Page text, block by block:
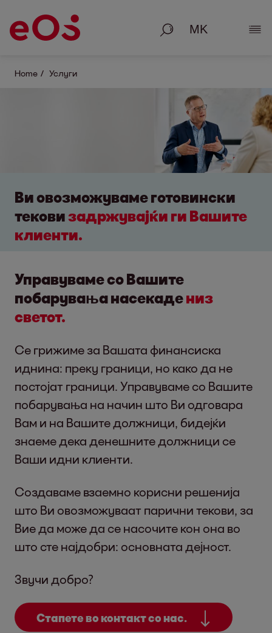
Пребарување
Home Услуги
Ви овозможуваме готовински
тековизадржуваjќи ги Вашите
клиенти.
Управуваме со Вашите
побарувања насекадениз
светот.
Се грижиме за Вашата финансиска
иднина: преку граници, но како да не
постојат граници. Управуваме со Вашите
побарувања на начин што Ви одговара
Вам и на Вашите должници, бидејќи
знаеме дека денешните должници се
Ваши идни клиенти.
Создаваме взаемно корисни решенија
што Ви овозможуваат парични текови, за
Вие да може да се насочите кон она во
што сте најдобри: основната дејност.
Звучи добро?
Стапете во контакт со нас.